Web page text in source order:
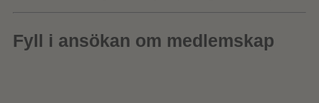
Fyll i ansökan om medlemskap